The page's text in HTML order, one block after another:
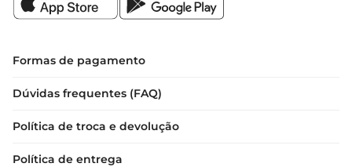
Formas de pagamento
Dúvidas frequentes (FAQ)
Política de troca e devolução
Política de entrega